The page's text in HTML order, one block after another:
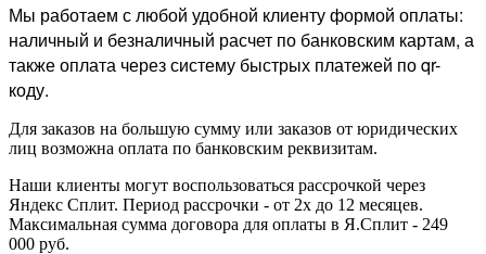
Мы работаем с любой удобной клиенту формой оплаты:
наличный и безналичный расчет по банковским картам, а
также оплата через систему быстрых платежей по qr-
коду.
Для заказов на большую сумму или заказов от юридических
лиц возможна оплата по банковским реквизитам.
Наши клиенты могут воспользоваться рассрочкой через
Яндекс Сплит. Период рассрочки - от 2х до 12 месяцев.
Максимальная сумма договора для оплаты в Я.Сплит - 249
000 руб.